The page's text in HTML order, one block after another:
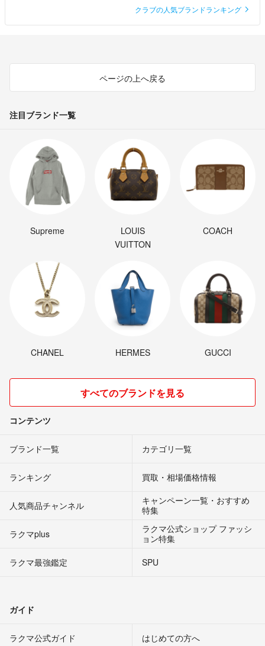
クラブの人気ブランドランキング
ページの上へ戻る
注目ブランド一覧
Supreme
LOUIS
VUITTON
COACH
CHANEL HERMES GUCCI
すべてのブランドを見る
コンテンツ
ブランド一覧 カテゴリ一覧
ランキング 買取・相場価格情報
人気商品チャンネル
キャンペーン一覧・おすすめ
特集
ラクマplus
ラクマ公式ショップ ファッシ
ョン特集
ラクマ最強鑑定
SPU
ガイド
ラクマ公式ガイド はじめての方へ